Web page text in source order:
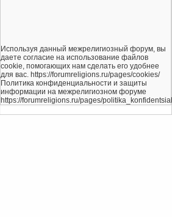
Используя данный межрелигиозный форум, вы
даете согласие на использование файлов
cookie, помогающих нам сделать его удобнее
для вас. https://forumreligions.ru/pages/cookies/
Политика конфиденциальности и защиты
информации на межрелигиозном форуме
https://forumreligions.ru/pages/